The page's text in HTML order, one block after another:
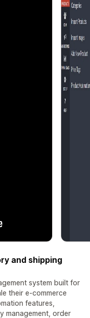
and shipping
system built for
their e-commerce
features,
management, order